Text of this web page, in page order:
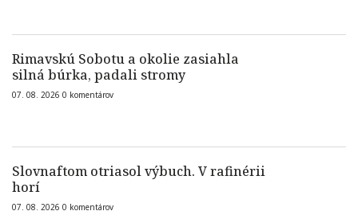
Rimavskú Sobotu a okolie zasiahla
silná búrka, padali stromy
07. 08. 2026 0 komentárov
Slovnaftom otriasol výbuch. V rafinérii
horí
07. 08. 2026 0 komentárov